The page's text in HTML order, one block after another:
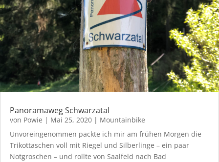
Panoramaweg Schwarzatal
von Powie | Mai 25, 2020 | Mountainbike
Unvoreingenommen packte ich mir am frühen Morgen die
Trikottaschen voll mit Riegel und Silberlinge – ein paar
Notgroschen – und rollte von Saalfeld nach Bad